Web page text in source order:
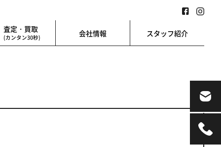
査定・買取
(カンタン30秒) 会社情報 スタッフ紹介